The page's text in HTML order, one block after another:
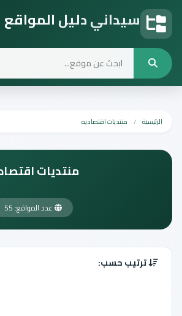
سيداني دليل المواقع
دليل المواقع
الرئيسية منتديات اقتصاديه
منتديات اقتصاديه
عدد المواقع: 55
ترتيب حسب: